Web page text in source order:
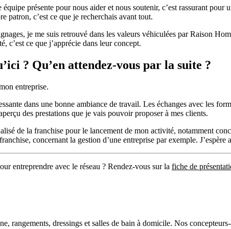
présente pour nous aider et nous soutenir, c’est rassurant
patron, c’est ce que je recherchais avant tout.
je me suis retrouvé dans les valeurs véhiculées par Raison
c’est ce que j’apprécie dans leur concept.
? Qu’en attendez-vous par la suite ?
entreprise.
dans une bonne ambiance de travail. Les échanges avec les
des prestations que je vais pouvoir proposer à mes clients.
de la franchise pour le lancement de mon activité, notamment
concernant la gestion d’une entreprise par exemple.
entreprendre avec le réseau ? Rendez-vous sur la fiche de
rangements, dressings et salles de bain à domicile. Nos